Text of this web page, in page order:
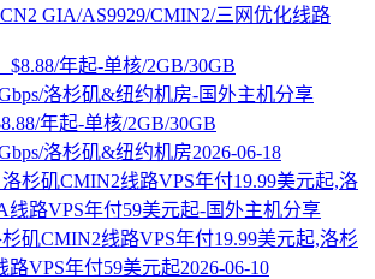
GIA/AS9929/CMIN2/三网优化线路
年起-单核/2GB/30GB
洛杉矶&纽约机房2026-06-18
矶CMIN2线路VPS年付19.99美元起,洛杉
路VPS年付59美元起2026-06-10